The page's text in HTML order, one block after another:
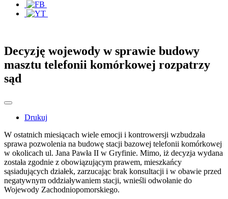
Decyzję wojewody w sprawie budowy
masztu telefonii komórkowej rozpatrzy
sąd
Drukuj
W ostatnich miesiącach wiele emocji i kontrowersji wzbudzała
sprawa pozwolenia na budowę stacji bazowej telefonii komórkowej
w okolicach ul. Jana Pawła II w Gryfinie. Mimo, iż decyzja wydana
została zgodnie z obowiązującym prawem, mieszkańcy
sąsiadujących działek, zarzucając brak konsultacji i w obawie przed
negatywnym oddziaływaniem stacji, wnieśli odwołanie do
Wojewody Zachodniopomorskiego.